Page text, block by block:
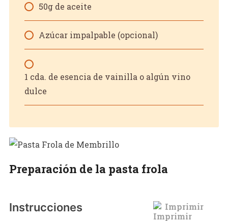
50g de aceite
Azúcar impalpable (opcional)
1 cda. de esencia de vainilla o algún vino
dulce
Preparación de la pasta frola
Imprimir
Instrucciones